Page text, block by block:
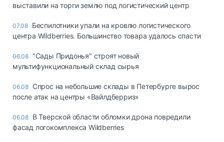
выставили на торги землю под логистический центр
07.08 Беспилотники упали на кровлю логистического
центра Wildberries. Большинство товара удалось спасти
06.08 "Сады Придонья" строят новый
мультифункциональный склад сырья
06.08 Спрос на небольшие склады в Петербурге вырос
после атак на центры «Вайлдберриз»
06.08 В Тверской области обломки дрона повредили
фасад логокомплекса Wildberries